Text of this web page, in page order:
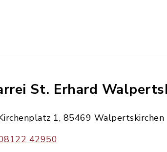
St. Erhard
1, 85469 Walpertskirchen
42950